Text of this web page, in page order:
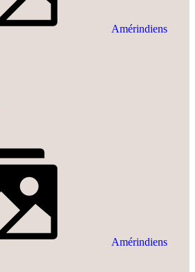
Amérindiens
Amérindiens